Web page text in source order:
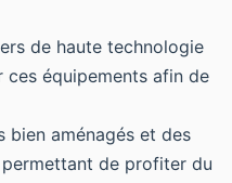
de haute technologie
équipements afin de
bien aménagés et des
de profiter du